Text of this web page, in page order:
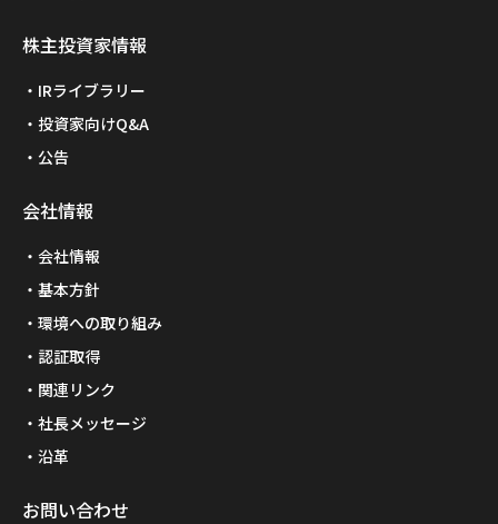
株主投資家情報
IRライブラリー
投資家向けQ&A
公告
会社情報
会社情報
基本方針
環境への取り組み
認証取得
関連リンク
社長メッセージ
沿革
お問い合わせ